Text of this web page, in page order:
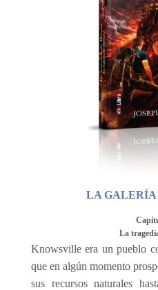
LA GALERÍA
La
Knowsville era un pueblo
que en algún momento
sus recursos naturales